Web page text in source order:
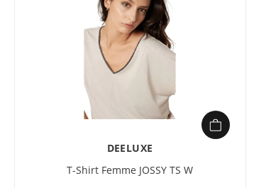
DEELUXE
T-Shirt Femme JOSSY TS W